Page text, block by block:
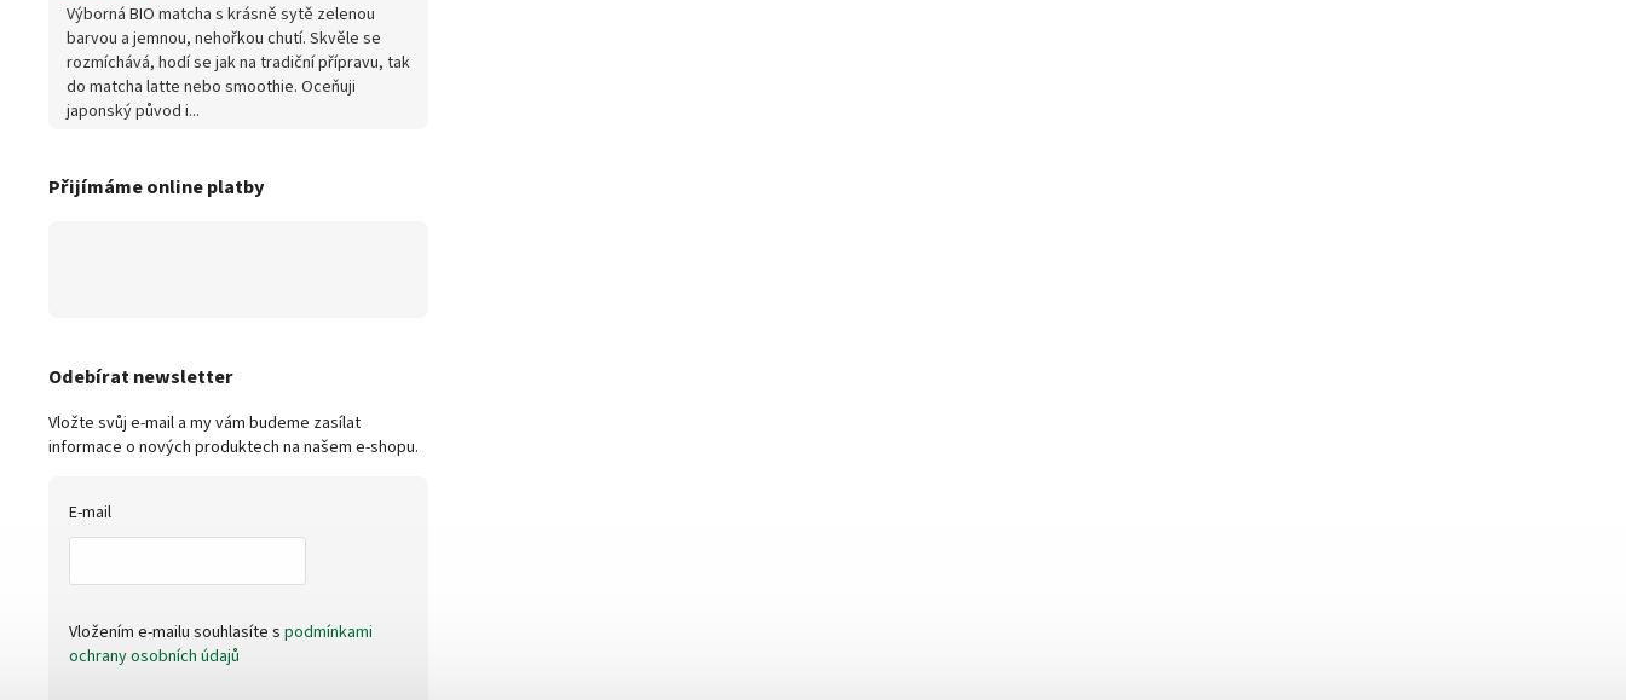
Výborná BIO matcha s krásně sytě zelenou
barvou a jemnou, nehořkou chutí. Skvěle se
rozmíchává, hodí se jak na tradiční přípravu, tak
do matcha latte nebo smoothie. Oceňuji
japonský původ i...
Přijímáme online platby
Odebírat newsletter
Vložte svůj e-mail a my vám budeme zasílat
informace o nových produktech na našem e-shopu.
E-mail
Vložením e-mailu souhlasíte s podmínkami
ochrany osobních údajů